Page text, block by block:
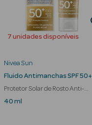
7 unidades disponíveis
Nivea Sun
Fluido Antimanchas SPF 50+
Protetor Solar de Rosto Anti-
Manchas
40 ml